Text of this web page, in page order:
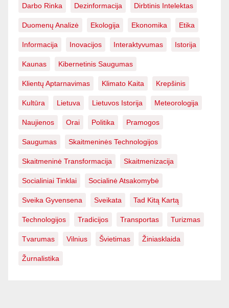
Darbo Rinka Dezinformacija Dirbtinis Intelektas
Duomenų Analizė Ekologija Ekonomika Etika
Informacija Inovacijos Interaktyvumas Istorija
Kaunas Kibernetinis Saugumas
Klientų Aptarnavimas Klimato Kaita Krepšinis
Kultūra Lietuva Lietuvos Istorija Meteorologija
Naujienos Orai Politika Pramogos
Saugumas Skaitmeninės Technologijos
Skaitmeninė Transformacija Skaitmenizacija
Socialiniai Tinklai Socialinė Atsakomybė
Sveika Gyvensena Sveikata Tad Kitą Kartą
Technologijos Tradicijos Transportas Turizmas
Tvarumas Vilnius Švietimas Žiniasklaida
Žurnalistika